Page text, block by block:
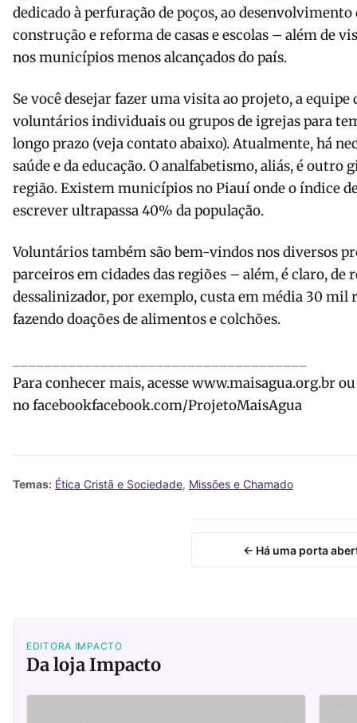
dedicado à perfuração de poços, ao
construção e reforma de casas e escolas – além de
nos municípios menos alcançados do país.
Se você desejar fazer uma visita ao projeto, a equipe
voluntários individuais ou grupos de igrejas para
longo prazo (veja contato abaixo). Atualmente, há
saúde e da educação. O analfabetismo, aliás, é outro
região. Existem municípios no Piauí onde o índice de
escrever ultrapassa 40% da população.
Voluntários também são bem-vindos nos diversos
parceiros em cidades das regiões – além, é claro,
dessalinizador, por exemplo, custa em média 30 mil
fazendo doações de alimentos e colchões.
Para conhecer mais, acesse www.maisagua.org.br
no facebookfacebook.com/ProjetoMaisAgua
Temas: Ética Cristã e Sociedade, Missões e Chamado
← Há uma porta
EDITORA IMPACTO
Da loja Impacto